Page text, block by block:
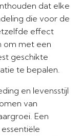
dat elke
die voor de
effect
om met een
geschikte
te bepalen.
en levensstijl
van
Een